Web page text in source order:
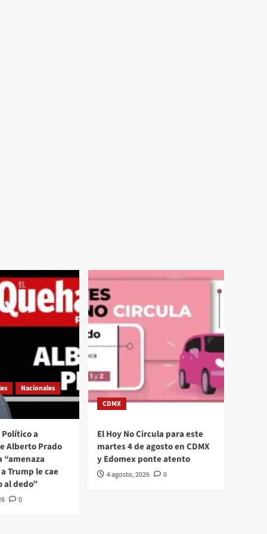
Nacionales
Político a
Alberto Prado
“amenaza
Trump le cae
al dedo”
0
CDMX
El Hoy No Circula para este
martes 4 de agosto en CDMX
y Edomex ponte atento
4 agosto, 2026 0